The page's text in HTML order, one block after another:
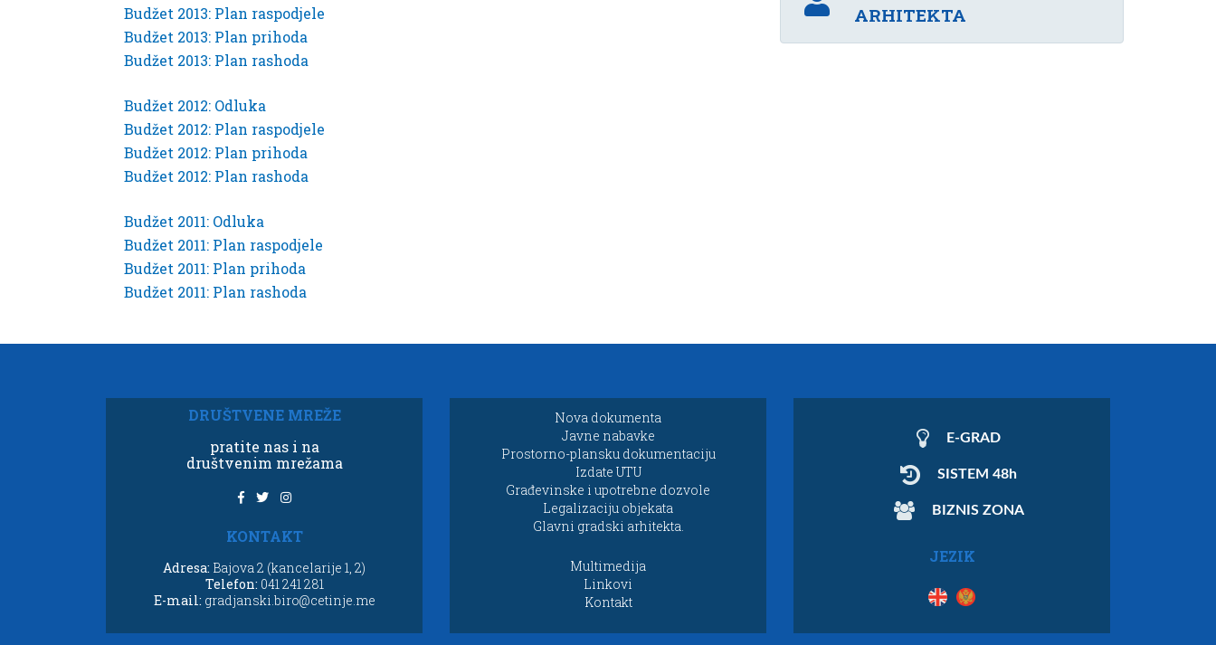
Budžet 2013: Plan raspodjele
Budžet 2013: Plan prihoda
Budžet 2013: Plan rashoda
Budžet 2012: Odluka
Budžet 2012: Plan raspodjele
Budžet 2012: Plan prihoda
Budžet 2012: Plan rashoda
Budžet 2011: Odluka
Budžet 2011: Plan raspodjele
Budžet 2011: Plan prihoda
Budžet 2011: Plan rashoda
ARHITEKTA
DRUŠTVENE MREŽE
pratite nas i na
društvenim mrežama
KONTAKT
Adresa: Bajova 2 (kancelarije 1, 2)
Telefon: 041 241 281
E-mail: gradjanski.biro@cetinje.me
Nova dokumenta
Javne nabavke
Prostorno-plansku dokumentaciju
Izdate UTU
Građevinske i upotrebne dozvole
Legalizaciju objekata
Glavni gradski arhitekta.
Multimedija
Linkovi
Kontakt
E-GRAD
SISTEM 48h
BIZNIS ZONA
JEZIK